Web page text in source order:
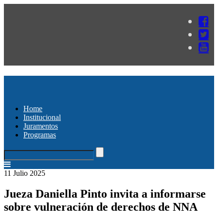
Home
Institucional
Juramentos
Programas
11 Julio 2025
Jueza Daniella Pinto invita a informarse
sobre vulneración de derechos de NNA